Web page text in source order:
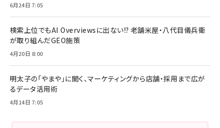
6月24日 7:05
検索上位でもAI Overviewsに出ない!? 老舗米屋・八代目儀兵衛
が取り組んだGEO施策
4月20日 8:00
明太子の「やまや」に聞く、マーケティングから店舗・採用まで広が
るデータ活用術
4月14日 7:05